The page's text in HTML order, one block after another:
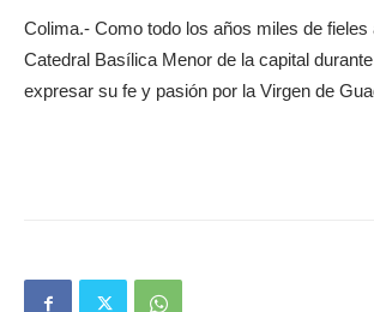
Colima.- Como todo los años miles de fieles
Catedral Basílica Menor de la capital
expresar su fe y pasión por la Virgen de